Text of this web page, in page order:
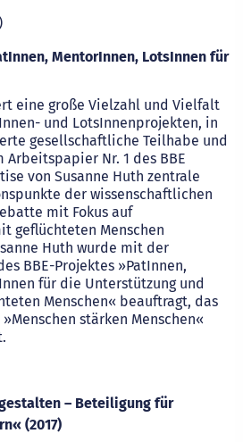
MentorInnen, LotsInnen für
eine große Vielzahl und Vielfalt
und LotsInnenprojekten, in
gesellschaftliche Teilhabe und
Nr. 1 des BBE
von Susanne Huth zentrale
der wissenschaftlichen
mit Fokus auf
geflüchteten Menschen
Huth wurde mit der
BBE-Projektes »PatInnen,
für die Unterstützung und
Menschen« beauftragt, das
stärken Menschen«
– Beteiligung für
(2017)